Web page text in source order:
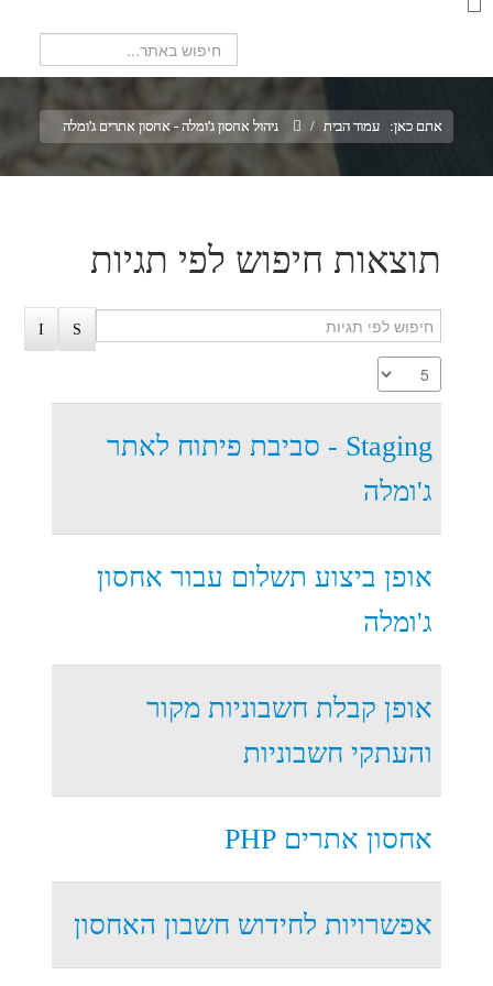
אתם כאן: עמוד הבית / ניהול אחסון ג'ומלה - אחסון אתרים ג'ומלה
תוצאות חיפוש לפי תגיות
Staging - סביבת פיתוח לאתר
ג'ומלה
אופן ביצוע תשלום עבור אחסון
ג'ומלה
אופן קבלת חשבוניות מקור
והעתקי חשבוניות
אחסון אתרים PHP
אפשרויות לחידוש חשבון האחסון